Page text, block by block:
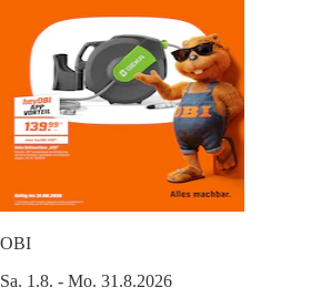
OBI
Sa. 1.8. - Mo. 31.8.2026